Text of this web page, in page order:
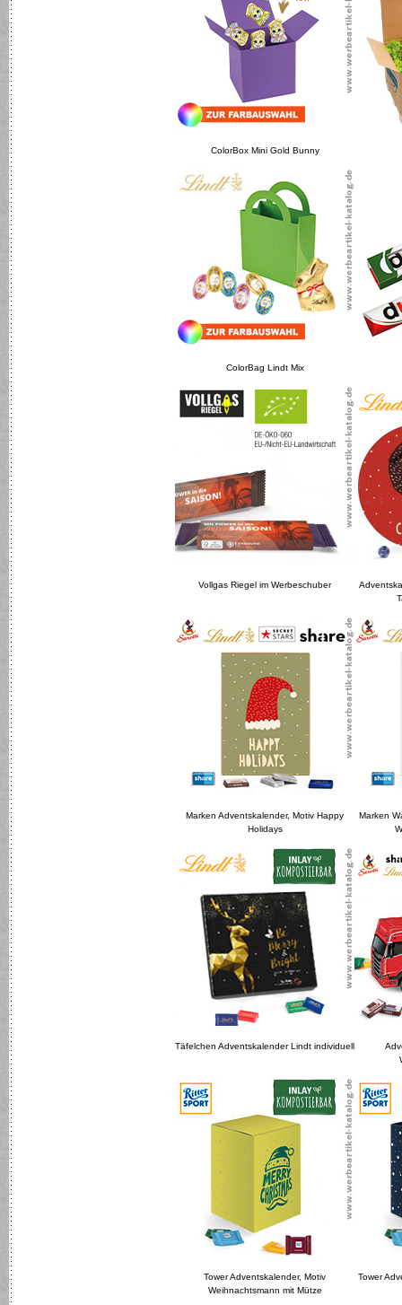
ColorBox Mini Gold Bunny
ColorBag Lindt Mix
Vollgas Riegel im Werbeschuber
Marken Adventskalender, Motiv Happy
Holidays
Marken
Täfelchen Adventskalender Lindt individuell
Tower Adventskalender, Motiv
Weihnachtsmann mit Mütze
Tower